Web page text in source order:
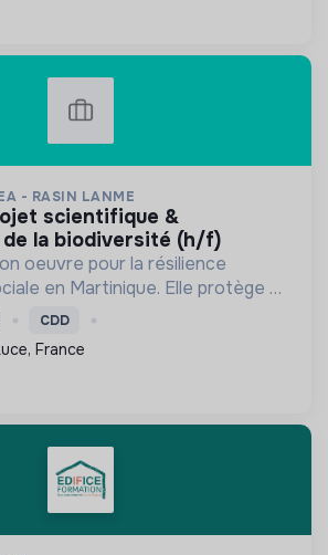
- RASIN LANME
la biodiversité (h/f)
oeuvre pour la résilience
en Martinique. Elle protège et
marins et côtiers,
et mobilise les citoyens pour un
CDD
France